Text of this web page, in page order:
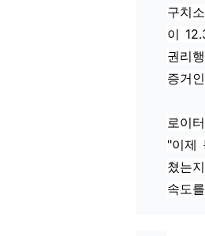
구치
이
권리
증거
로이
"이제
쳤는
속도